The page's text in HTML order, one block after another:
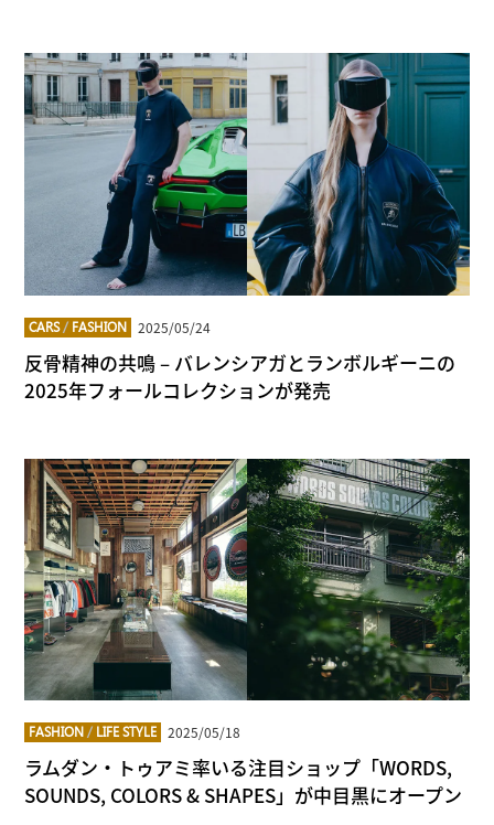
CARS/ FASHION 2025/05/24
反骨精神の共鳴 – バレンシアガとランボルギーニの
2025年フォールコレクションが発売
FASHION / LIFE STYLE 2025/05/18
ラムダン・トゥアミ率いる注目ショップ「WORDS,
SOUNDS, COLORS & SHAPES」が中目黒にオープン